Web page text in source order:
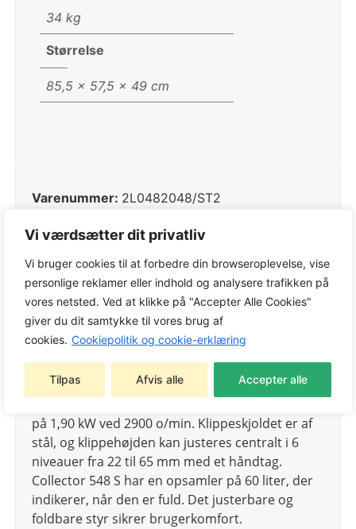
Vi værdsætter dit privatliv
Vi bruger cookies til at forbedre din browseroplevelse, vise
personlige reklamer eller indhold og analysere trafikken på
vores netsted. Ved at klikke på "Accepter Alle Cookies"
giver du dit samtykke til vores brug af
cookies. Cookiepolitik og cookie-erklæring
Tilpas Afvis alle Accepter alle
34 kg
Størrelse
85,5 × 57,5 × 49 cm
Varenummer: 2L0482048/ST2
Tags: Plæneklippere, STIGA Collector
Varemærke:STIGA
Den selvkørende plæneklipperSTIGA Collector
548 S (tidligere Collector 48 S) har en
klippebredde på 46 cm og drives af en pålidelig
på 1,90 kW ved 2900 o/min. Klippeskjoldet er af
stål, og klippehøjden kan justeres centralt i 6
niveauer fra 22 til 65 mm med et håndtag.
Collector 548 S har en opsamler på 60 liter, der
indikerer, når den er fuld. Det justerbare og
foldbare styr sikrer brugerkomfort.